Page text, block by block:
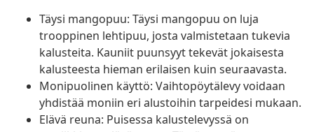
Täysi mangopuu: Täysi mangopuu on luja
trooppinen lehtipuu, josta valmistetaan tukevia
kalusteita. Kauniit puunsyyt tekevät jokaisesta
kalusteesta hieman erilaisen kuin seuraavasta.
Monipuolinen käyttö: Vaihtopöytälevy voidaan
yhdistää moniin eri alustoihin tarpeidesi mukaan.
Elävä reuna: Puisessa kalustelevyssä on